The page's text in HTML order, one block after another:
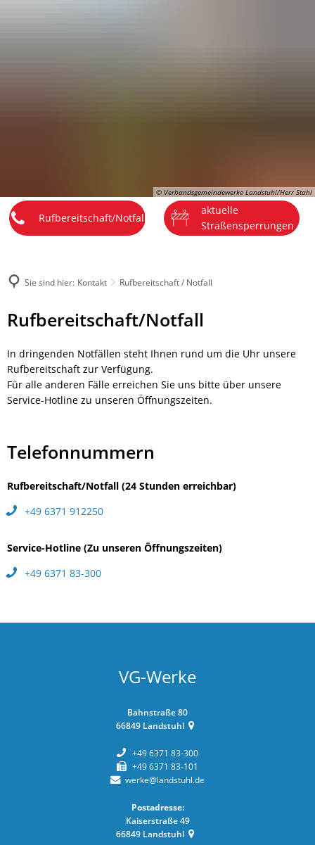
© Verbandsgemeindewerke Landstuhl/Herr Stahl
Rufbereitschaft/Notfall
aktuelle
Straßensperrungen
Sie sind hier: Kontakt Rufbereitschaft / Notfall
Rufbereitschaft
Notfall
Rufbereitschaft/Notfall
In dringenden Notfällen steht Ihnen rund um die Uhr unsere
Rufbereitschaft zur Verfügung.
Für alle anderen Fälle erreichen Sie uns bitte über unsere
Service-Hotline zu unseren Öffnungszeiten.
Telefonnummern
Rufbereitschaft/Notfall (24 Stunden erreichbar)
+49 6371 912250
Service-Hotline (Zu unseren Öffnungszeiten)
+49 6371 83-300
VG-Werke
Bahnstraße 80
66849 Landstuhl
+49 6371 83-300
+49 6371 83-101
werke@landstuhl.de
Postadresse:
Kaiserstraße 49
66849 Landstuhl